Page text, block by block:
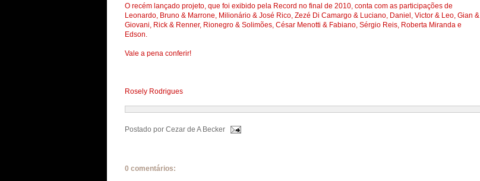
O recém lançado projeto, que foi exibido pela Record no final de 2010, conta com as participações de
Leonardo, Bruno & Marrone, Milionário & José Rico, Zezé Di Camargo & Luciano, Daniel, Victor & Leo, Gian &
Giovani, Rick & Renner, Rionegro & Solimões, César Menotti & Fabiano, Sérgio Reis, Roberta Miranda e
Edson.
Vale a pena conferir!
Rosely Rodrigues
Postado por Cezar de A Becker
0 comentários: